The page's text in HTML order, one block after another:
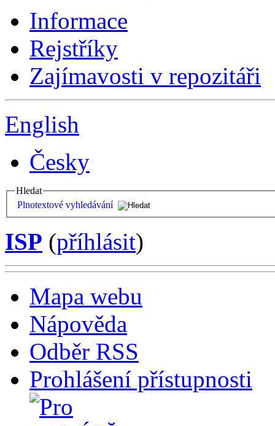
Informace
Rejstříky
Zajímavosti v repozitáři
English
Česky
Hledat
Plnotextové vyhledávání
ISP (příhlásit)
Mapa webu
Nápověda
Odběr RSS
Prohlášení přístupnosti